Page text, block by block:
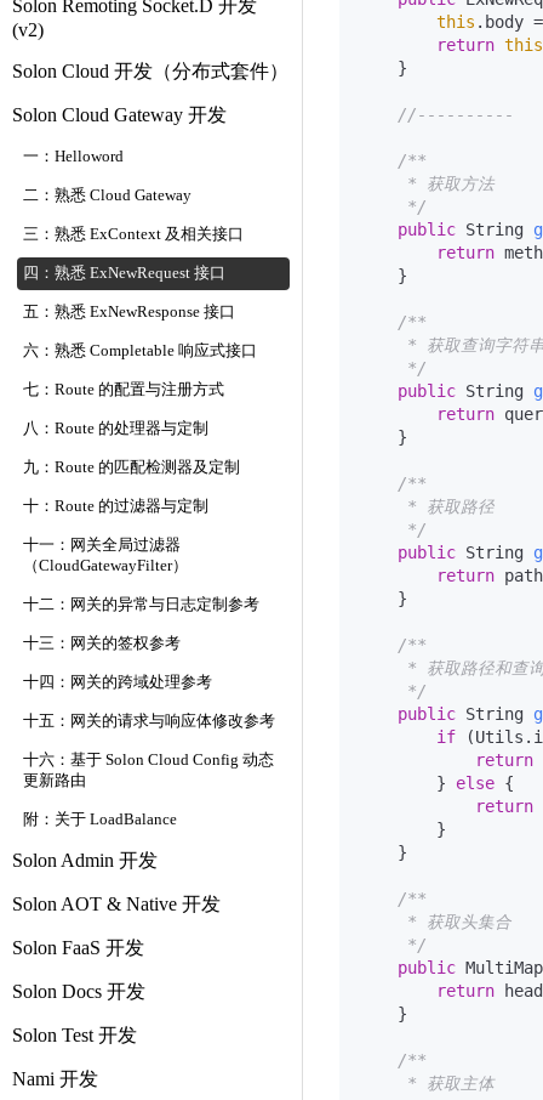
Solon Remoting Socket.D 开发
(v2)
Solon Cloud 开发（分布式套件）
Solon Cloud Gateway 开发
一：Helloword
二：熟悉 Cloud Gateway
三：熟悉 ExContext 及相关接口
四：熟悉 ExNewRequest 接口
五：熟悉 ExNewResponse 接口
六：熟悉 Completable 响应式接口
七：Route 的配置与注册方式
八：Route 的处理器与定制
九：Route 的匹配检测器及定制
十：Route 的过滤器与定制
十一：网关全局过滤器
（CloudGatewayFilter）
十二：网关的异常与日志定制参考
十三：网关的签权参考
十四：网关的跨域处理参考
十五：网关的请求与响应体修改参考
十六：基于 Solon Cloud Config 动态
更新路由
附：关于 LoadBalance
Solon Admin 开发
Solon AOT & Native 开发
Solon FaaS 开发
Solon Docs 开发
Solon Test 开发
Nami 开发
this .body
return this
    }
//----------
/**
     * 获取方法
     */
public String
return
    }
/**
* 获取查询字符
     */
public String
return
    }
/**
     * 获取路径
     */
public String
return
    }
/**
* 获取路径和查
     */
public String
if
return
        }
else {
return
        }
    }
/**
     * 获取头集合
     */
public
return
    }
/**
     * 获取主体